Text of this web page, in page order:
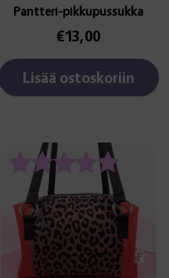
Pantteri-pikkupussukka
€13,00
Lisää ostoskoriin
Arvostelu
tuotteesta:
5.00
/ 5
Tällä
tuotteella
useampi
muunnelma.
Voit
tehdä
valinnat